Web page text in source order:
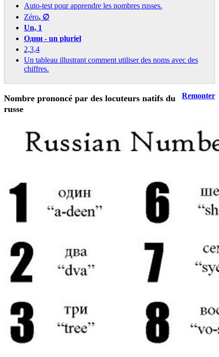
Auto-test pour apprendre les nombres russes.
Zéro, ∅
Un, 1
Одни - un pluriel
2,3,4
Un tableau illustrant comment utiliser des noms avec des
chiffres.
Remonter
Nombre prononcé par des locuteurs natifs du
russe